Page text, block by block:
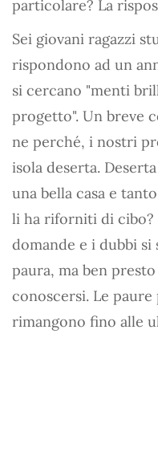
particolare? La
Sei giovani ragazzi
rispondono ad un
si cercano "menti
progetto". Un breve
ne perché, i nostri
isola deserta.
una bella casa e
li ha riforniti di cibo?
domande e i dubbi si
paura, ma ben
conoscersi. Le paure
rimangono fino alle